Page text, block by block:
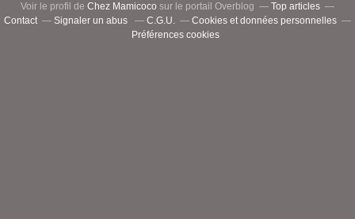
Voir le profil de Chez Mamicoco sur le portail Overblog
Top articles
Contact
Signaler un abus C.G.U.
Cookies et données personnelles
Préférences cookies